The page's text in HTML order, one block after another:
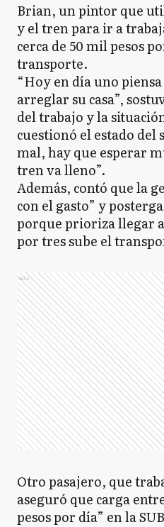
Brian, un pintor que
y el tren para ir a
cerca de 50 mil pesos
transporte.
“Hoy en día uno
arreglar su casa”,
del trabajo y la
cuestionó el estado del
mal, hay que esperar
tren va lleno”.
Además, contó que la
con el gasto” y
porque prioriza llegar
por tres sube el
Ads
Otro pasajero, que
aseguró que carga
pesos por día” en la